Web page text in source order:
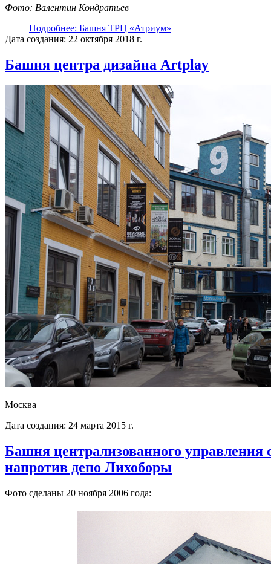
Фото: Валентин Кондратьев
Подробнее: Башня ТРЦ «Атриум»
Дата создания: 22 октября 2018 г.
Башня центра дизайна Artplay
Москва
Дата создания: 24 марта 2015 г.
Башня централизованного
напротив депо Лихоборы
Фото сделаны 20 ноября 2006 года: